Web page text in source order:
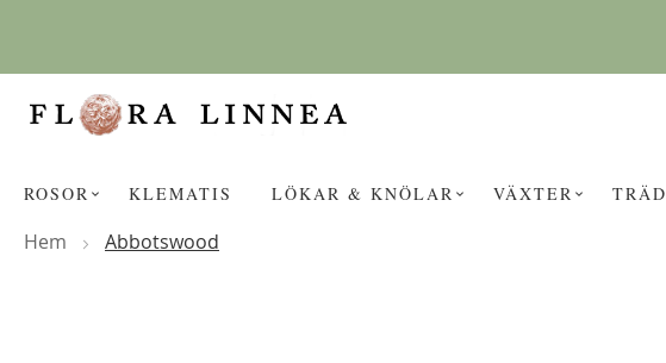
innehållet
ROSOR
KLEMATIS LÖKAR & KNÖLAR VÄXTER
Hem Abbotswood
KANSKE NÅGON AV DESSA PRODUKTER